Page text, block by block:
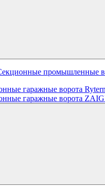
промышленные
гаражные ворота
гаражные ворота